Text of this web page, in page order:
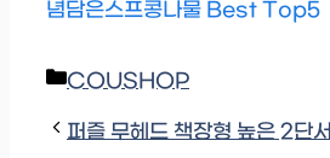
념담은스프콩나물 Best Top5
Categories
COUSHOP
퍼즐 무헤드 책장형 높은 2단서